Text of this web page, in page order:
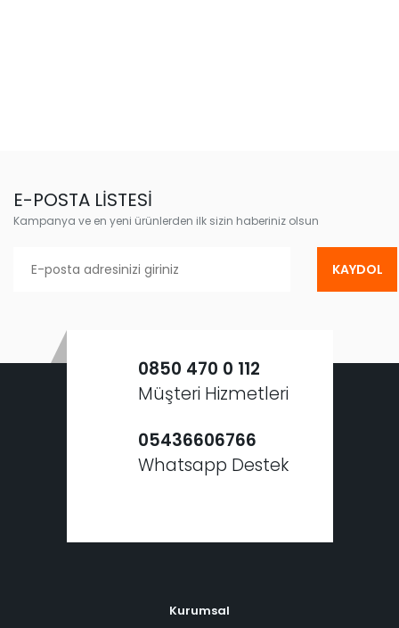
E-POSTA LİSTESİ
Kampanya ve en yeni ürünlerden ilk sizin haberiniz olsun
KAYDOL
0850 470 0 112
Müşteri Hizmetleri
05436606766
Whatsapp Destek
Kurumsal